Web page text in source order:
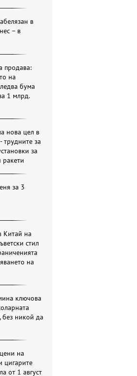
в
– в
продава:
на
бума
1 млрд.
нова цел в
трудните за
за
ракети
за 3
Китай на
стил
на
ключова
без никой да
на
цигарите
от 1 август